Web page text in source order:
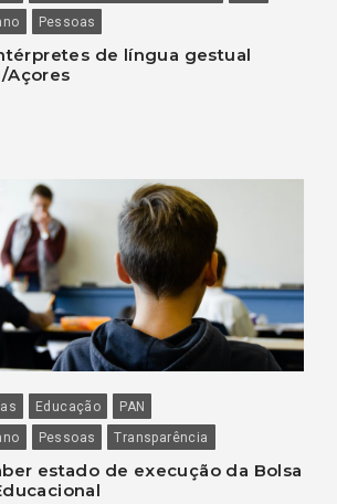
Pessoas
de língua gestual
Açores
Educação
PAN
Pessoas Transparência
estado de execução da Bolsa